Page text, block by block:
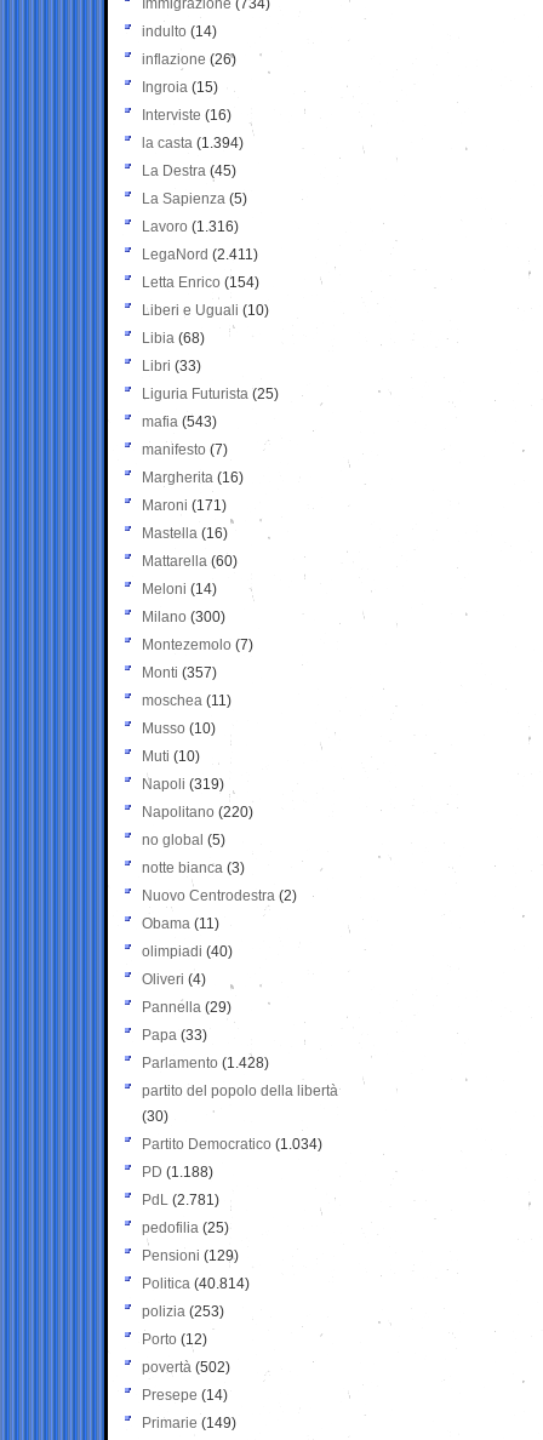
Immigrazione (734)
indulto (14)
inflazione (26)
Ingroia (15)
Interviste (16)
la casta (1.394)
La Destra (45)
La Sapienza (5)
Lavoro (1.316)
LegaNord (2.411)
Letta Enrico (154)
Liberi e Uguali (10)
Libia (68)
Libri (33)
Liguria Futurista (25)
mafia (543)
manifesto (7)
Margherita (16)
Maroni (171)
Mastella (16)
Mattarella (60)
Meloni (14)
Milano (300)
Montezemolo (7)
Monti (357)
moschea (11)
Musso (10)
Muti (10)
Napoli (319)
Napolitano (220)
no global (5)
notte bianca (3)
Nuovo Centrodestra (2)
Obama (11)
olimpiadi (40)
Oliveri (4)
Pannella (29)
Papa (33)
Parlamento (1.428)
partito del popolo della libertà
(30)
Partito Democratico (1.034)
PD (1.188)
PdL (2.781)
pedofilia (25)
Pensioni (129)
Politica (40.814)
polizia (253)
Porto (12)
povertà (502)
Presepe (14)
Primarie (149)